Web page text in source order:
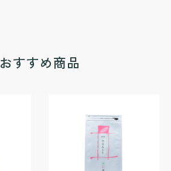
おすすめ商品